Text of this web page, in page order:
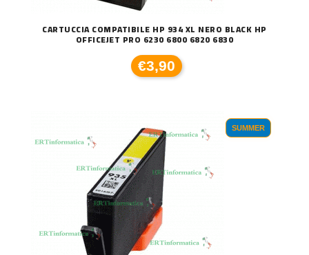
CARTUCCIA COMPATIBILE HP 934 XL NERO BLACK HP
OFFICEJET PRO 6230 6800 6820 6830
€3,90
SUMMER